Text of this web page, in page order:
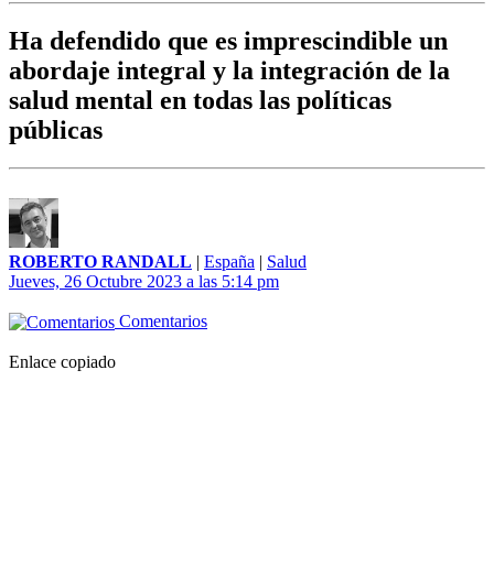
Ha defendido que es imprescindible un
abordaje integral y la integración de la
salud mental en todas las políticas
públicas
ROBERTO RANDALL | España | Salud
Jueves, 26 Octubre 2023 a las 5:14 pm
Comentarios
Enlace copiado